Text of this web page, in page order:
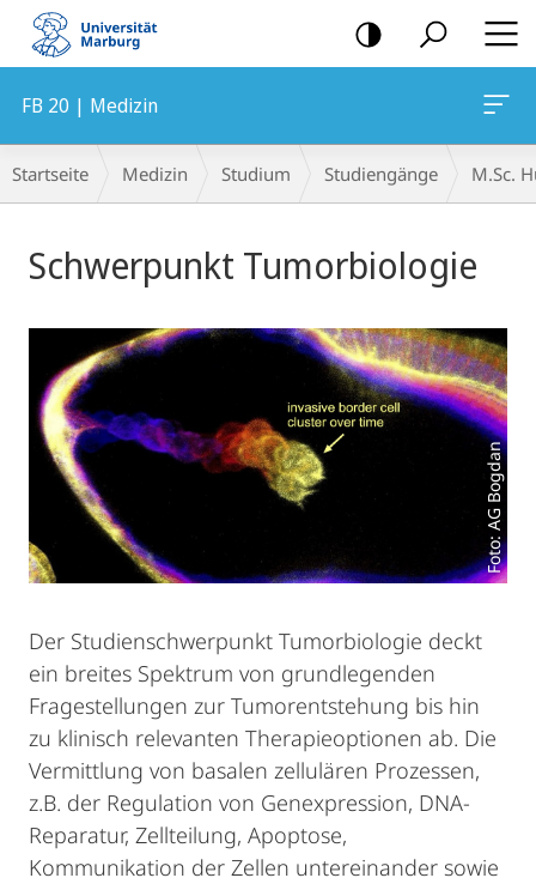
Mobile-
Navigation
FB 20 | Medizin
Breadcrumb-
Navigation
Startseite Medizin Studium Studiengänge M.Sc.
Schwerpunkt Tumorbiologie
Foto: AG Bogdan
Der Studienschwerpunkt Tumorbiologie deckt
ein breites Spektrum von grundlegenden
Fragestellungen zur Tumorentstehung bis hin
zu klinisch relevanten Therapieoptionen ab. Die
Vermittlung von basalen zellulären Prozessen,
z.B. der Regulation von Genexpression, DNA-
Reparatur, Zellteilung, Apoptose,
Kommunikation der Zellen untereinander sowie